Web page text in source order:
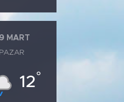
MART
PAZAR
12°